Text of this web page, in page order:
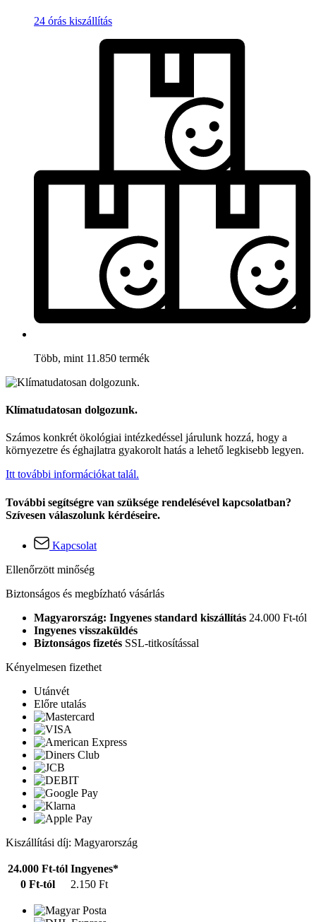
24 órás kiszállítás
Több, mint 11.850 termék
Klímatudatosan dolgozunk.
Számos konkrét ökológiai intézkedéssel járulunk hozzá, hogy a
környezetre és éghajlatra gyakorolt hatás a lehető legkisebb legyen.
Itt további információkat talál.
További segítségre van szüksége rendelésével kapcsolatban?
Szívesen válaszolunk kérdéseire.
Kapcsolat
Ellenőrzött minőség
Biztonságos és megbízható vásárlás
Magyarország: Ingyenes standard kiszállítás 24.000 Ft-tól
Ingyenes visszaküldés
Biztonságos fizetés SSL-titkosítással
Kényelmesen fizethet
Utánvét
Előre utalás
Kiszállítási díj: Magyarország
24.000 Ft-tól Ingyenes*
0 Ft-tól
2.150 Ft